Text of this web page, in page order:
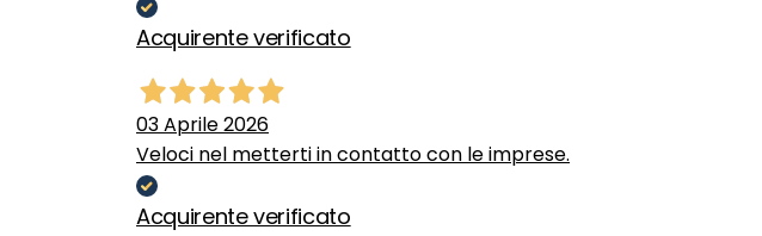
Acquirente verificato
03 Aprile 2026
Veloci nel metterti in contatto con le imprese.
Acquirente verificato